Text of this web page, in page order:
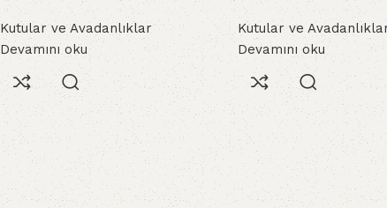
Kutular ve Avadanlıklar
Devamını oku
Kutular ve
Devamını oku